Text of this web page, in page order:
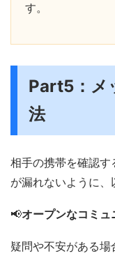
す。
Part5：メ
法
相手の携帯を確認す
が漏れないように、
📢オープンなコミュ
疑問や不安がある